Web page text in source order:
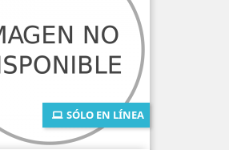
SÓLO EN LÍNEA